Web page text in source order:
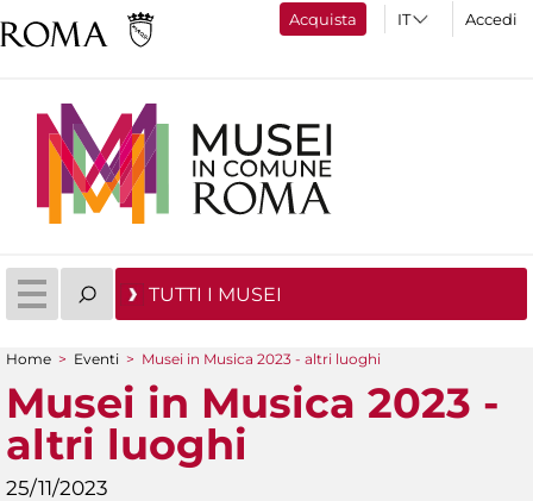
Acquista Accedi
TUTTI I MUSEI
Tu sei qui
Home > Eventi > Musei in Musica 2023 - altri luoghi
Musei in Musica 2023 -
altri luoghi
25/11/2023